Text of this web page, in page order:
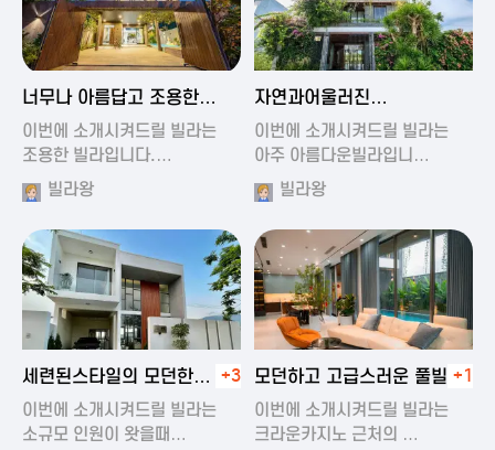
2024-11-19 01:47
너무나 아름답고 조용한
풀빌라
이번에 소개시켜드릴 빌라는
조용한 빌라입니다.…
빌라왕
2024-11-19 01:17
자연과어울러진
아름다운풀빌라
이번에 소개시켜드릴 빌라는
아주 아름다운빌라입니…
빌라왕
2024-11-19 01:22
세련된스타일의 모던한
풀빌라
+3
이번에 소개시켜드릴 빌라는
소규모 인원이 왓을때…
2024-11-20 00:20
모던하고 고급스러운 풀빌라+1
이번에 소개시켜드릴 빌라는
크라운카지노 근처의 …